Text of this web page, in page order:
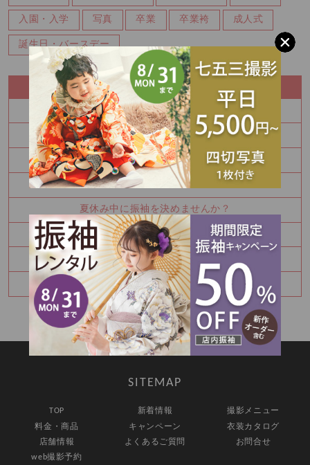
入園・入学 写真 卒業 卒業袴 成人式
誕生日・バースデー
RECENT ENTRY
100日祝い撮影もできます♪
振袖を決めるなら今！
秋の参拝をお考えなら前撮り！
かわいい金太郎さん
夏休み中に振袖を決めませんか？
お宮参り・百日祝いはご家族撮影もおすすめです
七五三8月キャンペーン✨
ハーフバースデー撮影のご予約承り中です
SITEMAP
TOP 新着情報
撮影メニュー
料金・商品
キャンペーン
衣装カタログ
店舗情報
よくあるご質問
お問合せ
web撮影予約